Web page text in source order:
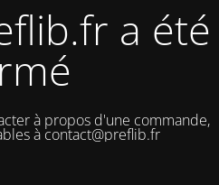
a été
à propos d'une commande,
à contact@preflib.fr